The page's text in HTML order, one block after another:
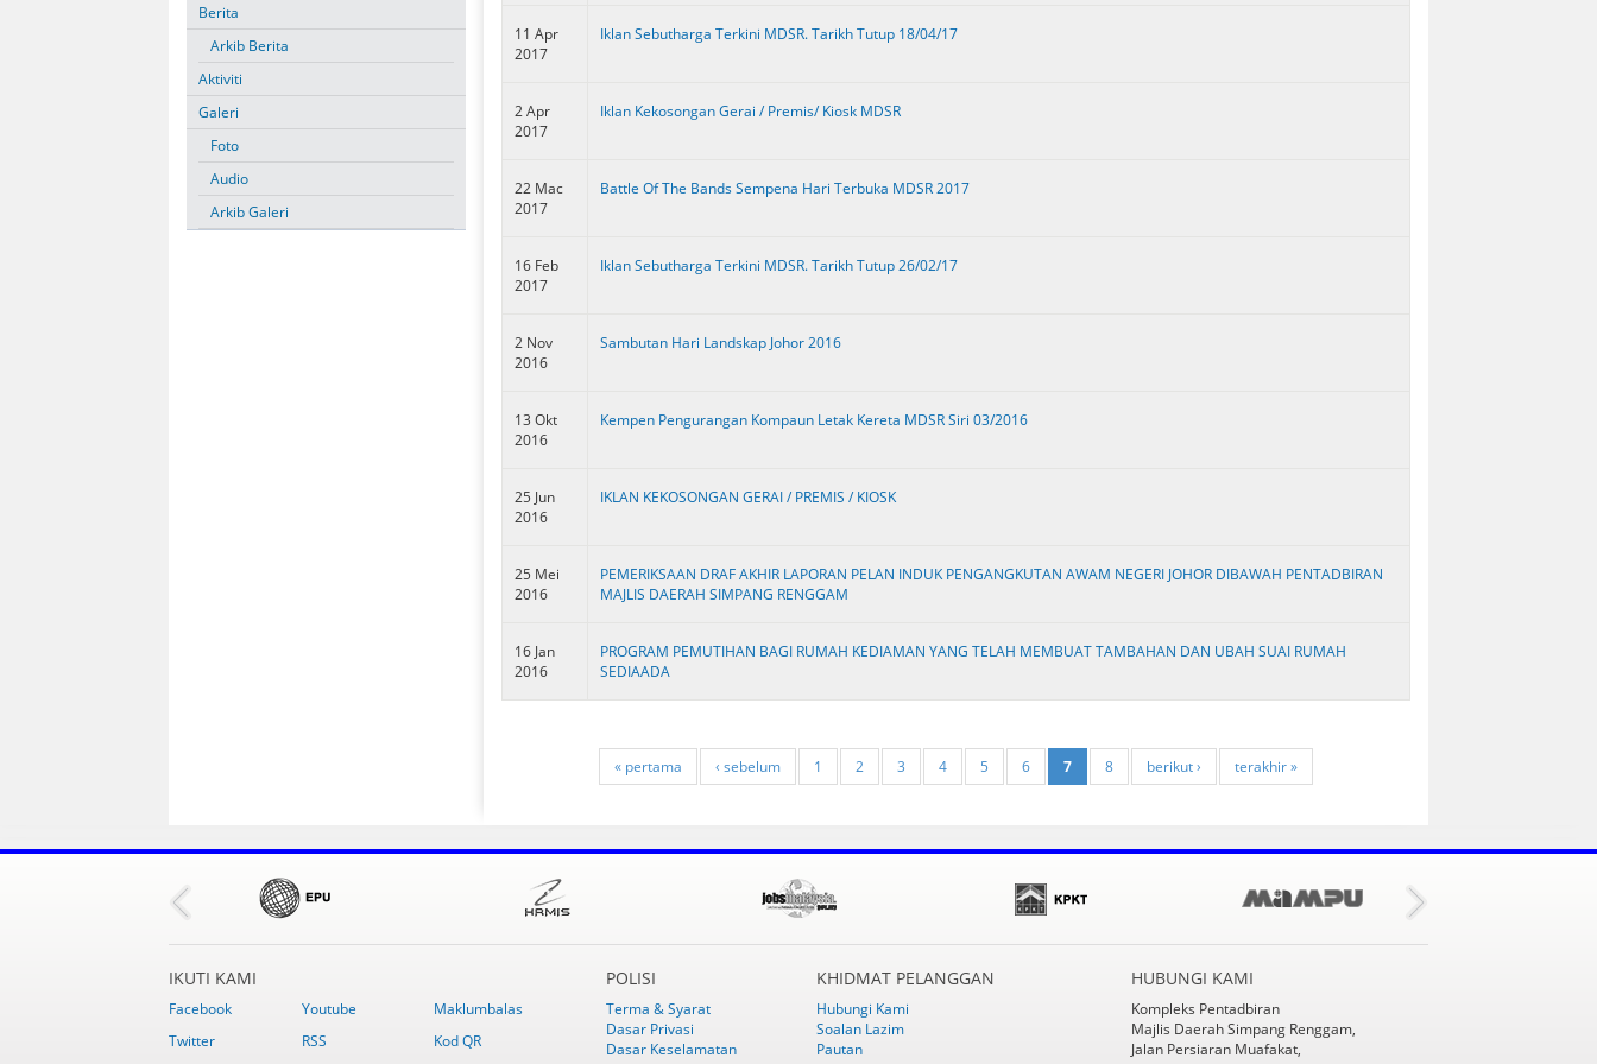
Berita
Arkib Berita
Aktiviti
Galeri
Foto
Audio
Arkib Galeri
11 Apr
2017
Iklan Sebutharga Terkini MDSR. Tarikh Tutup 18/04/17
2 Apr
2017
Iklan Kekosongan Gerai / Premis/ Kiosk MDSR
22 Mac
2017
Battle Of The Bands Sempena Hari Terbuka MDSR 2017
16 Feb
2017
Iklan Sebutharga Terkini MDSR. Tarikh Tutup 26/02/17
2 Nov
2016
Sambutan Hari Landskap Johor 2016
13 Okt
2016
Kempen Pengurangan Kompaun Letak Kereta MDSR Siri 03/2016
25 Jun
2016
IKLAN KEKOSONGAN GERAI / PREMIS / KIOSK
25 Mei
2016
PEMERIKSAAN DRAF AKHIR LAPORAN PELAN INDUK PENGANGKUTAN AWAM NEGERI JOHOR DIBAWAH PENTADBIRAN
MAJLIS DAERAH SIMPANG RENGGAM
16 Jan
2016
PROGRAM PEMUTIHAN BAGI RUMAH KEDIAMAN YANG TELAH MEMBUAT TAMBAHAN DAN UBAH SUAI RUMAH
SEDIAADA
« pertama ‹ sebelum 1 2 3 4 5 6 7 8 berikut › terakhir »
IKUTI KAMI
Facebook Youtube
Maklumbalas
Twitter
RSS Kod QR
POLISI
Terma & Syarat
Dasar Privasi
Dasar Keselamatan
KHIDMAT PELANGGAN
Hubungi Kami
Soalan Lazim
Pautan
HUBUNGI KAMI
Kompleks Pentadbiran
Majlis Daerah Simpang Renggam,
Jalan Persiaran Muafakat,